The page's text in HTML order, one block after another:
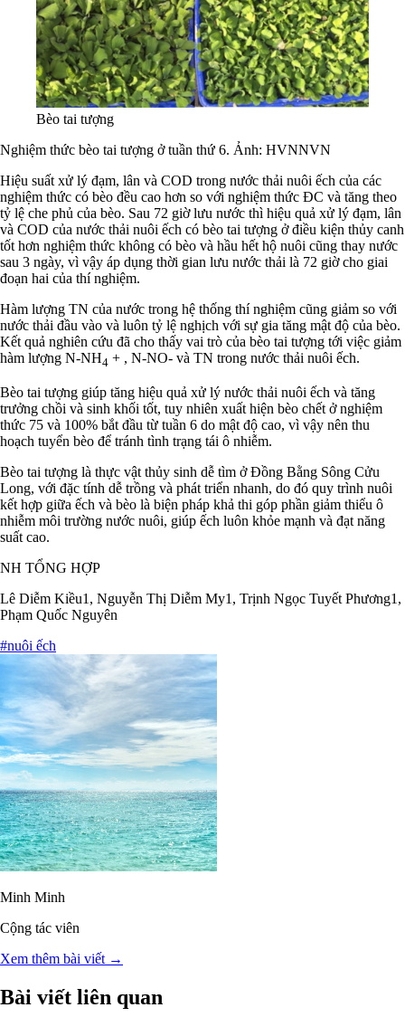
Bèo tai tượng
Nghiệm thức bèo tai tượng ở tuần thứ 6. Ảnh: HVNNVN
Hiệu suất xử lý đạm, lân và COD trong nước thải nuôi ếch của các
nghiệm thức có bèo đều cao hơn so với nghiệm thức ĐC và tăng theo
tỷ lệ che phủ của bèo. Sau 72 giờ lưu nước thì hiệu quả xử lý đạm, lân
và COD của nước thải nuôi ếch có bèo tai tượng ở điều kiện thủy canh
tốt hơn nghiệm thức không có bèo và hầu hết hộ nuôi cũng thay nước
sau 3 ngày, vì vậy áp dụng thời gian lưu nước thải là 72 giờ cho giai
đoạn hai của thí nghiệm.
Hàm lượng TN của nước trong hệ thống thí nghiệm cũng giảm so với
nước thải đầu vào và luôn tỷ lệ nghịch với sự gia tăng mật độ của bèo.
Kết quả nghiên cứu đã cho thấy vai trò của bèo tai tượng tới việc giảm
hàm lượng N-NH4 + , N-NO- và TN trong nước thải nuôi ếch.
Bèo tai tượng giúp tăng hiệu quả xử lý nước thải nuôi ếch và tăng
trưởng chồi và sinh khối tốt, tuy nhiên xuất hiện bèo chết ở nghiệm
thức 75 và 100% bắt đầu từ tuần 6 do mật độ cao, vì vậy nên thu
hoạch tuyển bèo để tránh tình trạng tái ô nhiễm.
Bèo tai tượng là thực vật thủy sinh dễ tìm ở Đồng Bằng Sông Cửu
Long, với đặc tính dễ trồng và phát triển nhanh, do đó quy trình nuôi
kết hợp giữa ếch và bèo là biện pháp khả thi góp phần giảm thiểu ô
nhiễm môi trường nước nuôi, giúp ếch luôn khỏe mạnh và đạt năng
suất cao.
NH TỔNG HỢP
Lê Diễm Kiều1, Nguyễn Thị Diễm My1, Trịnh Ngọc Tuyết Phương1,
Phạm Quốc Nguyên
#nuôi ếch
Minh Minh
Cộng tác viên
Xem thêm bài viết →
Bài viết liên quan